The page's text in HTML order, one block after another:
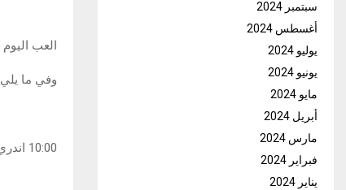
العب اليوم مباريات
وفي ما يلي
10:00 اندري روبليف ـ غرايكسبور
سبتمبر 2024
أغسطس 2024
يوليو 2024
يونيو 2024
مايو 2024
أبريل 2024
مارس 2024
فبراير 2024
يناير 2024